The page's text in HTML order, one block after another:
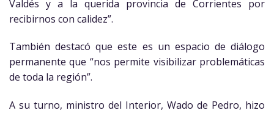
Valdés y a la querida provincia de Corrientes por
recibirnos con calidez”.
También destacó que este es un espacio de diálogo
permanente que “nos permite visibilizar problemáticas
de toda la región”.
A su turno, ministro del Interior, Wado de Pedro, hizo